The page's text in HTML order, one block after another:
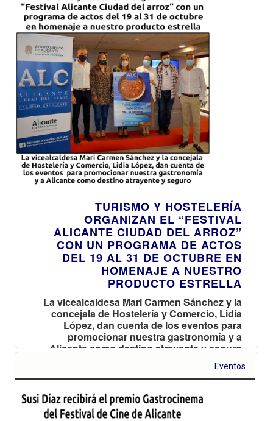
TURISMO Y HOSTELERÍA
ORGANIZAN EL “FESTIVAL
ALICANTE CIUDAD DEL ARROZ”
CON UN PROGRAMA DE ACTOS
DEL 19 AL 31 DE OCTUBRE EN
HOMENAJE A NUESTRO
PRODUCTO ESTRELLA
La vicealcaldesa Mari Carmen Sánchez y la
concejala de Hostelería y Comercio, Lidia
López, dan cuenta de los eventos para
promocionar nuestra gastronomía y a
Alicante como destino atrayente y seguro
Eventos